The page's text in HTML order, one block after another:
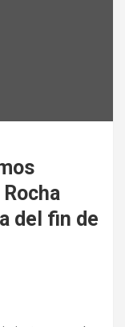
del fin de